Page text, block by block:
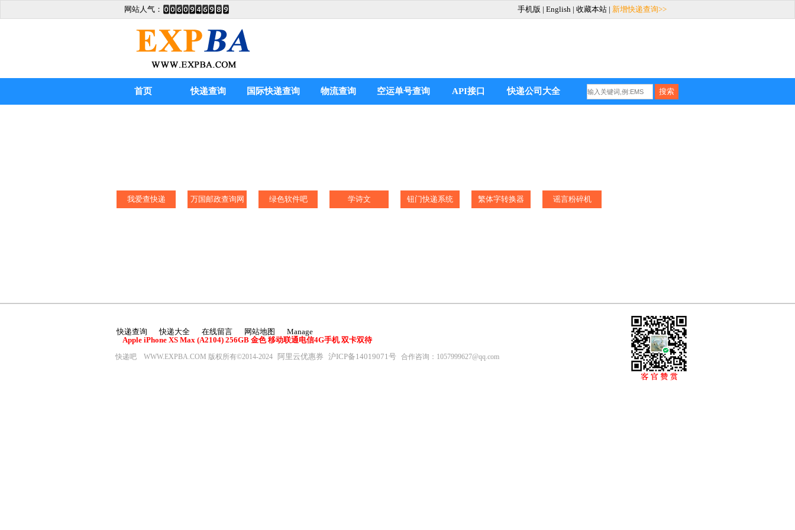
网站人气： 手机版 | English | 收藏本站 | 新增快递查询>>
首页 快递查询 国际快递查询 物流查询 空运单号查询 API接口 快递公司大全
我爱查快递 万国邮政查询网 绿色软件吧 学诗文 钮门快递系统 繁体字转换器 谣言粉碎机
快递查询 快递大全 在线留言 网站地图
Manage
Apple iPhone XS Max (A2104) 256GB 金色 移动联通电信4G手机 双卡双待
快递吧 WWW.EXPBA.COM 版权所有©2014-2024 阿里云优惠券 沪ICP备14019071号 合作咨询：1057999627@qq.com